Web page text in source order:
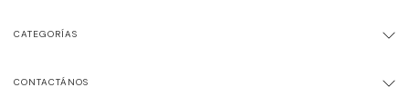
CATEGORÍAS
CONTACTÁNOS